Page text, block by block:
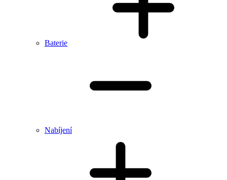
Baterie
Nabíjení